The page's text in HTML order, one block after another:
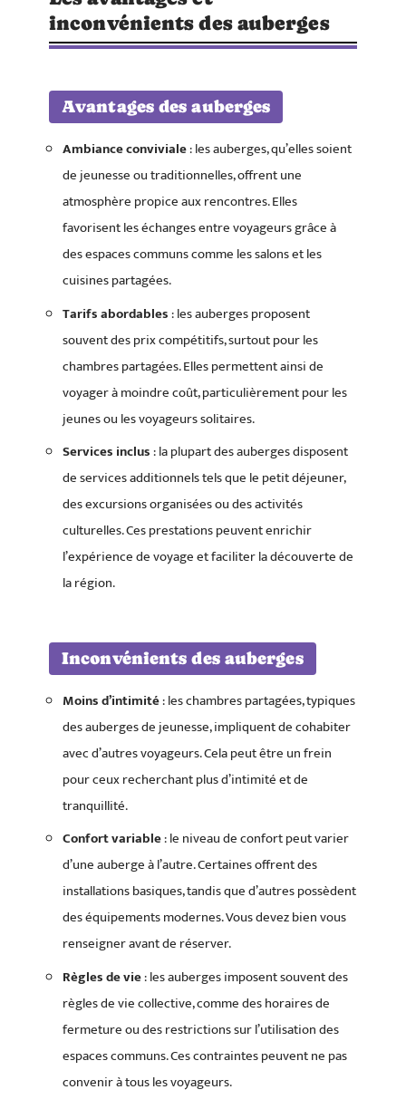
inconvénients des auberges
Avantages des auberges
Ambiance conviviale: les auberges, qu’elles soient
de jeunesse ou traditionnelles, offrent une
atmosphère propice aux rencontres. Elles
favorisent les échanges entre voyageurs grâce à
des espaces communs comme les salons et les
cuisines partagées.
Tarifs abordables: les auberges proposent
souvent des prix compétitifs, surtout pour les
chambres partagées. Elles permettent ainsi de
voyager à moindre coût, particulièrement pour les
jeunes ou les voyageurs solitaires.
Services inclus: la plupart des auberges disposent
de services additionnels tels que le petit déjeuner,
des excursions organisées ou des activités
culturelles. Ces prestations peuvent enrichir
l’expérience de voyage et faciliter la découverte de
la région.
Inconvénients des auberges
Moins d’intimité: les chambres partagées, typiques
des auberges de jeunesse, impliquent de cohabiter
avec d’autres voyageurs. Cela peut être un frein
pour ceux recherchant plus d’intimité et de
tranquillité.
Confort variable: le niveau de confort peut varier
d’une auberge à l’autre. Certaines offrent des
installations basiques, tandis que d’autres possèdent
des équipements modernes. Vous devez bien vous
renseigner avant de réserver.
Règles de vie: les auberges imposent souvent des
règles de vie collective, comme des horaires de
fermeture ou des restrictions sur l’utilisation des
espaces communs. Ces contraintes peuvent ne pas
convenir à tous les voyageurs.